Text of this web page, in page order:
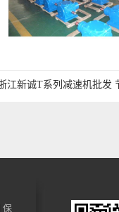
浙江新诚T系列减速机批发 节能环保
保